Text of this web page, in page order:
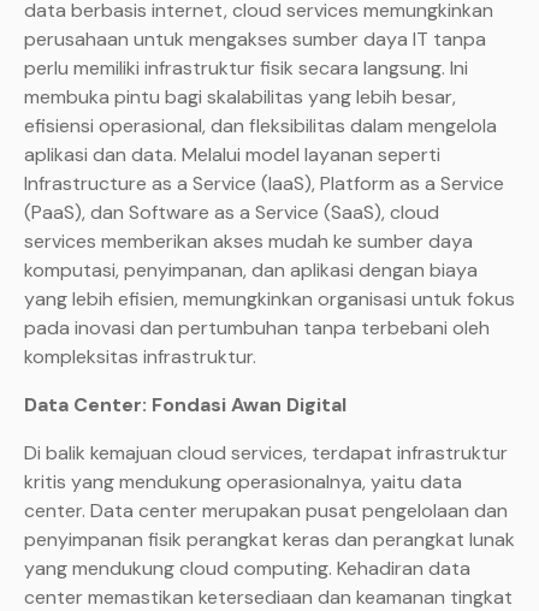
data berbasis internet, cloud services memungkinkan
perusahaan untuk mengakses sumber daya IT tanpa
perlu memiliki infrastruktur fisik secara langsung. Ini
membuka pintu bagi skalabilitas yang lebih besar,
efisiensi operasional, dan fleksibilitas dalam mengelola
aplikasi dan data. Melalui model layanan seperti
Infrastructure as a Service (IaaS), Platform as a Service
(PaaS), dan Software as a Service (SaaS), cloud
services memberikan akses mudah ke sumber daya
komputasi, penyimpanan, dan aplikasi dengan biaya
yang lebih efisien, memungkinkan organisasi untuk fokus
pada inovasi dan pertumbuhan tanpa terbebani oleh
kompleksitas infrastruktur.
Data Center: Fondasi Awan Digital
Di balik kemajuan cloud services, terdapat infrastruktur
kritis yang mendukung operasionalnya, yaitu data
center. Data center merupakan pusat pengelolaan dan
penyimpanan fisik perangkat keras dan perangkat lunak
yang mendukung cloud computing. Kehadiran data
center memastikan ketersediaan dan keamanan tingkat